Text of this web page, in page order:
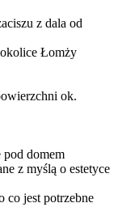
z dala od
Łomży
ok.
domem
z myślą o estetyce
co jest potrzebne